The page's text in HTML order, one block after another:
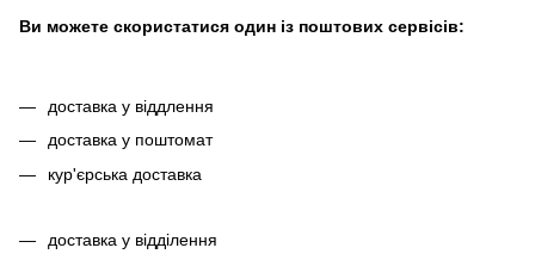
Ви можете скористатися один із поштових сервісів:
доставка у віддлення
доставка у поштомат
кур'єрська доставка
доставка у відділення